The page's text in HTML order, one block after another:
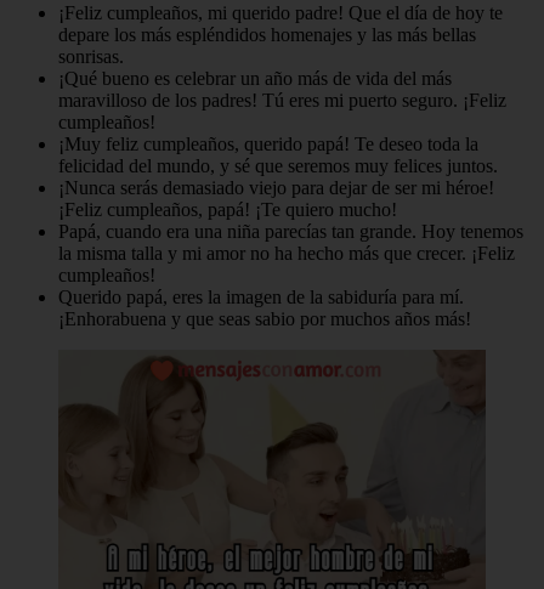
¡Feliz cumpleaños, mi querido padre! Que el día de hoy te
depare los más espléndidos homenajes y las más bellas
sonrisas.
¡Qué bueno es celebrar un año más de vida del más
maravilloso de los padres! Tú eres mi puerto seguro. ¡Feliz
cumpleaños!
¡Muy feliz cumpleaños, querido papá! Te deseo toda la
felicidad del mundo, y sé que seremos muy felices juntos.
¡Nunca serás demasiado viejo para dejar de ser mi héroe!
¡Feliz cumpleaños, papá! ¡Te quiero mucho!
Papá, cuando era una niña parecías tan grande. Hoy tenemos
la misma talla y mi amor no ha hecho más que crecer. ¡Feliz
cumpleaños!
Querido papá, eres la imagen de la sabiduría para mí.
¡Enhorabuena y que seas sabio por muchos años más!